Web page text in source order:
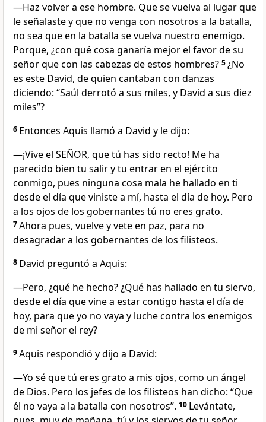
—Haz volver a ese hombre. Que se vuelva al lugar que
le señalaste y que no venga con nosotros a la batalla,
no sea que en la batalla se vuelva nuestro enemigo.
Porque, ¿con qué cosa ganaría mejor el favor de su
señor que con las cabezas de estos hombres? 5¿No
es este David, de quien cantaban con danzas
diciendo: “Saúl derrotó a sus miles, y David a sus diez
miles”?
6 Entonces Aquis llamó a David y le dijo:
—¡Vive el SEÑOR, que tú has sido recto! Me ha
parecido bien tu salir y tu entrar en el ejército
conmigo, pues ninguna cosa mala he hallado en ti
desde el día que viniste a mí, hasta el día de hoy. Pero
a los ojos de los gobernantes tú no eres grato.
7Ahora pues, vuelve y vete en paz, para no
desagradar a los gobernantes de los filisteos.
8 David preguntó a Aquis:
—Pero, ¿qué he hecho? ¿Qué has hallado en tu siervo,
desde el día que vine a estar contigo hasta el día de
hoy, para que yo no vaya y luche contra los enemigos
de mi señor el rey?
9Aquis respondió y dijo a David:
—Yo sé que tú eres grato a mis ojos, como un ángel
de Dios. Pero los jefes de los filisteos han dicho: “Que
él no vaya a la batalla con nosotros”. 10 Levántate,